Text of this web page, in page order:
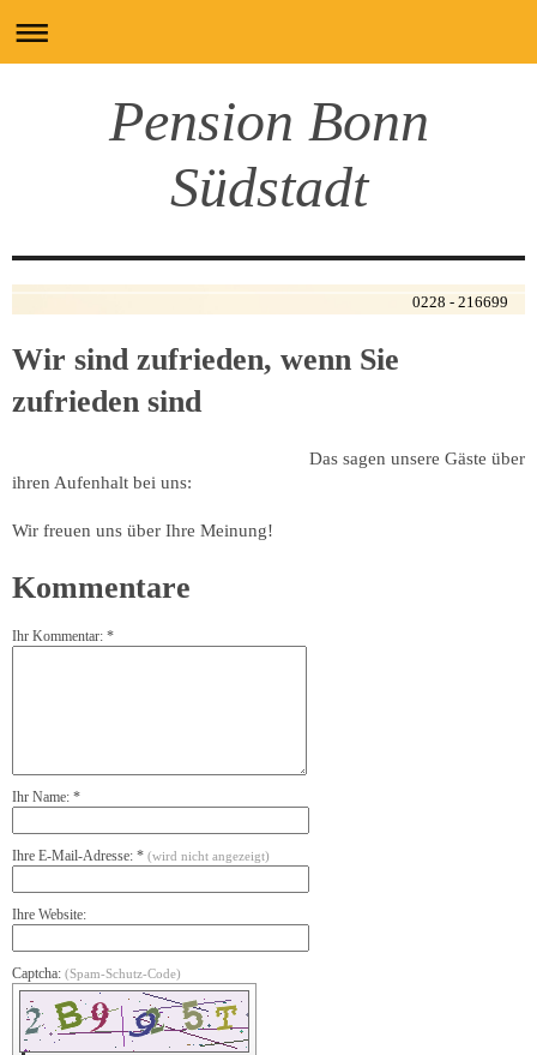
Pension Bonn
Südstadt
0228 - 216699
Wir sind zufrieden, wenn Sie
zufrieden sind
Das sagen unsere Gäste über
ihren Aufenhalt bei uns:
Wir freuen uns über Ihre Meinung!
Kommentare
Ihr Kommentar: *
Ihr Name: *
Ihre E-Mail-Adresse: * (wird nicht angezeigt)
Ihre Website:
Captcha: (Spam-Schutz-Code)